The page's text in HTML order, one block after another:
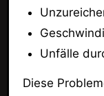
Unfälle
Diese